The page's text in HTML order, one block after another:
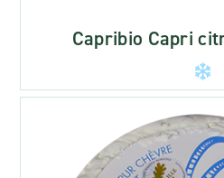
Capribio Capri